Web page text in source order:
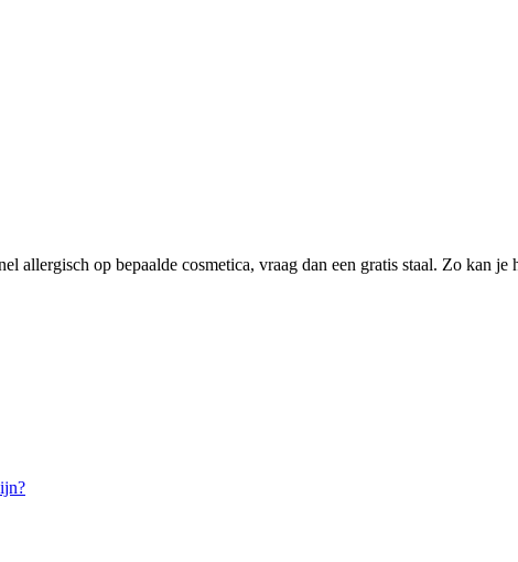
allergisch op bepaalde cosmetica, vraag dan een gratis staal. Zo kan je